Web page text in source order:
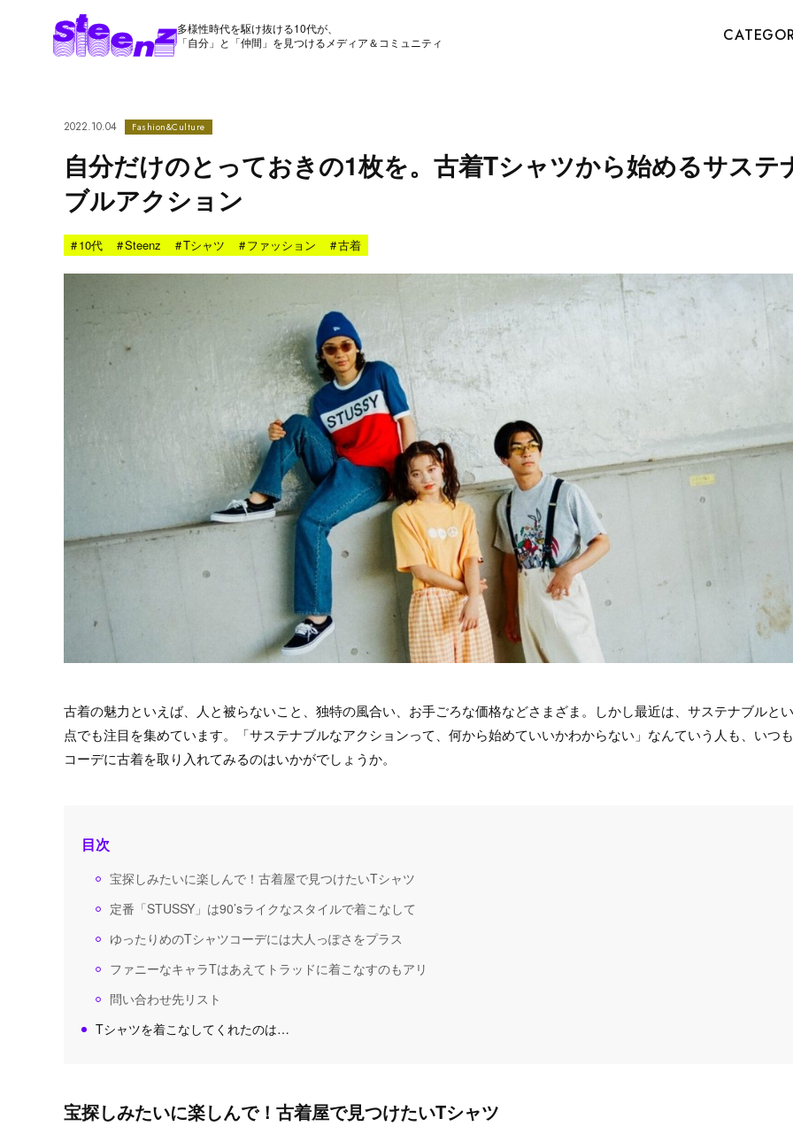
多様性時代を駆け抜ける10代が、
「自分」と「仲間」を見つけるメディア＆コミュニティ
2022.10.04 Fashion&Culture
自分だけのとっておきの1枚を。古着Tシャツから始めるサステ
ブルアクション
#10代 #Steenz #Tシャツ #ファッション #古着
古着の魅力といえば、人と被らないこと、独特の風合い、お手ごろな価格などさまざま。しかし最近は、サステナブルと
点でも注目を集めています。「サステナブルなアクションって、何から始めていいかわからない」なんていう人も、いつ
コーデに古着を取り入れてみるのはいかがでしょうか。
目次
宝探しみたいに楽しんで！古着屋で見つけたいTシャツ
定番「STUSSY」は90’sライクなスタイルで着こなして
ゆったりめのTシャツコーデには大人っぽさをプラス
ファニーなキャラTはあえてトラッドに着こなすのもアリ
問い合わせ先リスト
Tシャツを着こなしてくれたのは…
宝探しみたいに楽しんで！古着屋で見つけたいTシャツ